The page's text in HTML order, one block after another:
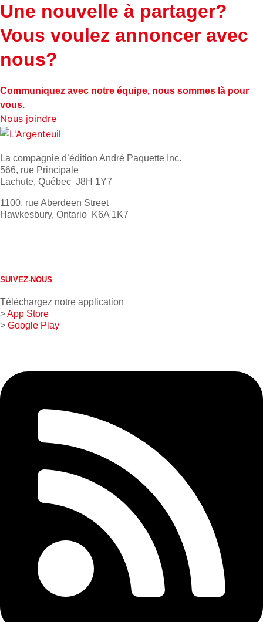
Une nouvelle à partager?
Vous voulez annoncer avec
nous?
Communiquez avec notre équipe, nous sommes là pour
vous.
Nous joindre
La compagnie d’édition André Paquette Inc.
566, rue Principale
Lachute, Québec J8H 1Y7
1100, rue Aberdeen Street
Hawkesbury, Ontario K6A 1K7
SUIVEZ-NOUS
Téléchargez notre application
>App Store
> Google Play